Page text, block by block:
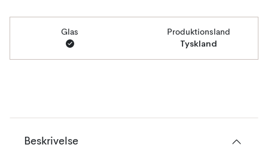
Glas Produktionsland
Tyskland
Beskrivelse